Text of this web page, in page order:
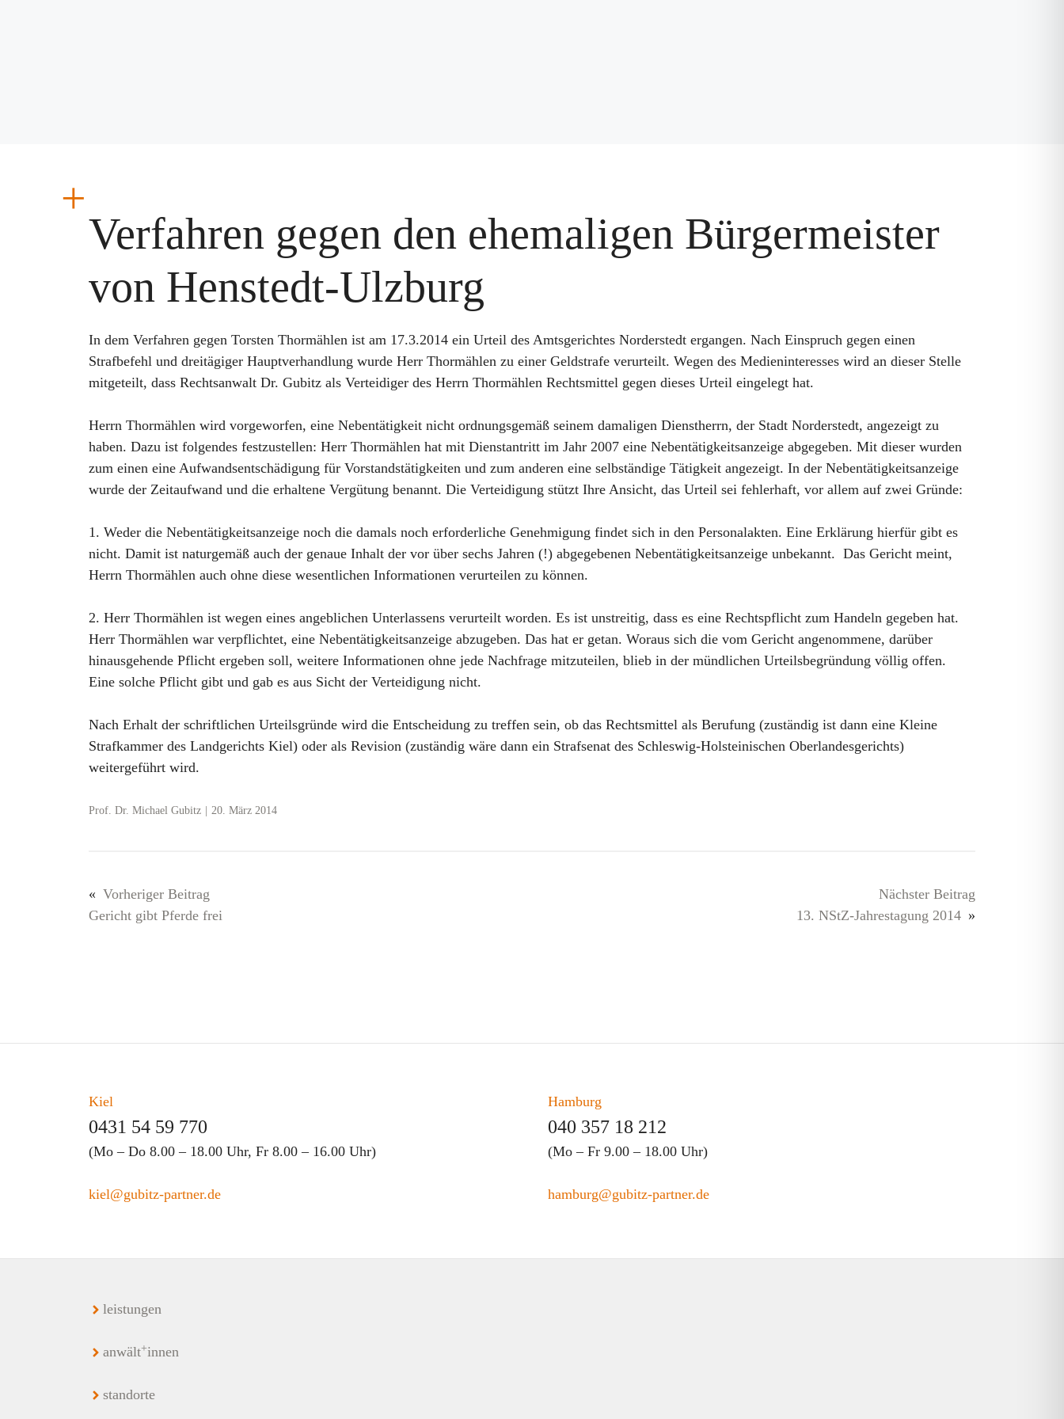
Verfahren gegen den ehemaligen Bürgermeister
von Henstedt-Ulzburg
In dem Verfahren gegen Torsten Thormählen ist am 17.3.2014 ein Urteil des Amtsgerichtes Norderstedt ergangen. Nach Einspruch gegen einen
Strafbefehl und dreitägiger Hauptverhandlung wurde Herr Thormählen zu einer Geldstrafe verurteilt. Wegen des Medieninteresses wird an dieser Stelle
mitgeteilt, dass Rechtsanwalt Dr. Gubitz als Verteidiger des Herrn Thormählen Rechtsmittel gegen dieses Urteil eingelegt hat.
Herrn Thormählen wird vorgeworfen, eine Nebentätigkeit nicht ordnungsgemäß seinem damaligen Dienstherrn, der Stadt Norderstedt, angezeigt zu
haben. Dazu ist folgendes festzustellen: Herr Thormählen hat mit Dienstantritt im Jahr 2007 eine Nebentätigkeitsanzeige abgegeben. Mit dieser wurden
zum einen eine Aufwandsentschädigung für Vorstandstätigkeiten und zum anderen eine selbständige Tätigkeit angezeigt. In der Nebentätigkeitsanzeige
wurde der Zeitaufwand und die erhaltene Vergütung benannt. Die Verteidigung stützt Ihre Ansicht, das Urteil sei fehlerhaft, vor allem auf zwei Gründe:
1. Weder die Nebentätigkeitsanzeige noch die damals noch erforderliche Genehmigung findet sich in den Personalakten. Eine Erklärung hierfür gibt es
nicht. Damit ist naturgemäß auch der genaue Inhalt der vor über sechs Jahren (!) abgegebenen Nebentätigkeitsanzeige unbekannt. Das Gericht meint,
Herrn Thormählen auch ohne diese wesentlichen Informationen verurteilen zu können.
2. Herr Thormählen ist wegen eines angeblichen Unterlassens verurteilt worden. Es ist unstreitig, dass es eine Rechtspflicht zum Handeln gegeben hat.
Herr Thormählen war verpflichtet, eine Nebentätigkeitsanzeige abzugeben. Das hat er getan. Woraus sich die vom Gericht angenommene, darüber
hinausgehende Pflicht ergeben soll, weitere Informationen ohne jede Nachfrage mitzuteilen, blieb in der mündlichen Urteilsbegründung völlig offen.
Eine solche Pflicht gibt und gab es aus Sicht der Verteidigung nicht.
Nach Erhalt der schriftlichen Urteilsgründe wird die Entscheidung zu treffen sein, ob das Rechtsmittel als Berufung (zuständig ist dann eine Kleine
Strafkammer des Landgerichts Kiel) oder als Revision (zuständig wäre dann ein Strafsenat des Schleswig-Holsteinischen Oberlandesgerichts)
weitergeführt wird.
Prof. Dr. Michael Gubitz 20. März 2014
« Vorheriger Beitrag
Gericht gibt Pferde frei
Nächster Beitrag
13. NStZ-Jahrestagung 2014 »
Kiel
0431 54 59 770
(Mo – Do 8.00 – 18.00 Uhr, Fr 8.00 – 16.00 Uhr)
kiel@gubitz-partner.de
Hamburg
040 357 18 212
(Mo – Fr 9.00 – 18.00 Uhr)
hamburg@gubitz-partner.de
leistungen
anwält+innen
standorte